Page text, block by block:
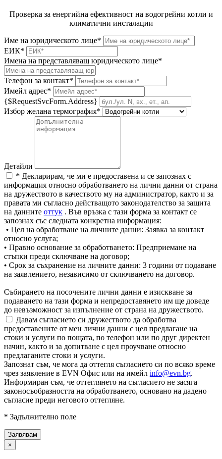
Проверка за енергийна ефективност на водогрейни котли и
климатични инсталации
Име на юридическото лице*
ЕИК*
Имена на представляващ юридическото лице*
Телефон за контакт*
Имейл адрес*
{$RequestSvcForm.Address}
Избор желана термография*
Детайли
* Декларирам, че ми е предоставена и се запознах с
информация относно обработването на лични данни от страна
на дружеството в качеството му на администратор, както и за
правата ми съгласно действащото законодателство за защита
на данните оттук . Във връзка с тази форма за контакт се
запознах със следната конкретна информация:
• Цел на обработване на личните данни: Заявка за контакт
относно услуга;
• Правно основание за обработването: Предприемане на
стъпки преди сключване на договор;
• Срок за съхранение на личните данни: 3 години от подаване
на заявлението, независимо от сключването на договор.
Събирането на посочените лични данни е изискване за
подаването на тази форма и непредоставянето им ще доведе
до невъзможност за изпълнение от страна на дружеството.
Давам съгласието си дружеството да обработва
предоставените от мен лични данни с цел предлагане на
стоки и услуги по пощата, по телефон или по друг директен
начин, както и за допитване с цел проучване относно
предлаганите стоки и услуги.
Запознат съм, че мога да оттегля съгласието си по всяко време
чрез заявление в EVN Офис или на имейл info@evn.bg.
Информиран съм, че оттеглянето на съгласието не засяга
законосъобразността на обработването, основано на дадено
съгласие преди неговото оттегляне.
* Задължително поле
×